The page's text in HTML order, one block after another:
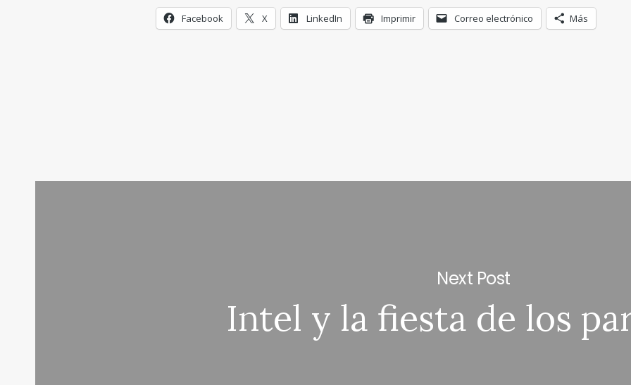
Facebook X LinkedIn Imprimir Correo electrónico Más
Next Post
Intel y la fiesta de los